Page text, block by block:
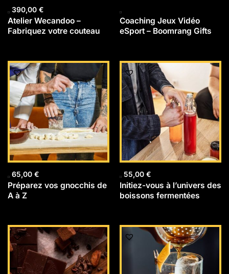
390,00 €
Atelier Wecandoo –
Fabriquez votre couteau
Coaching Jeux Vidéo
eSport – Boomrang Gifts
65,00 €
Préparez vos gnocchis de
A à Z
55,00 €
Initiez-vous à l’univers des
boissons fermentées